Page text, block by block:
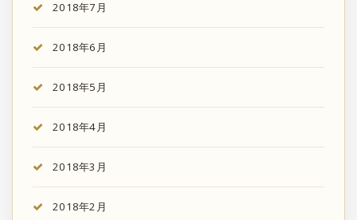
2018年7月
2018年6月
2018年5月
2018年4月
2018年3月
2018年2月